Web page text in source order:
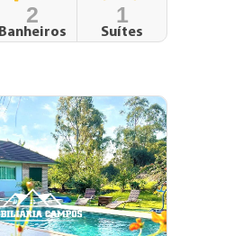
2
Banheiros
1
Suítes